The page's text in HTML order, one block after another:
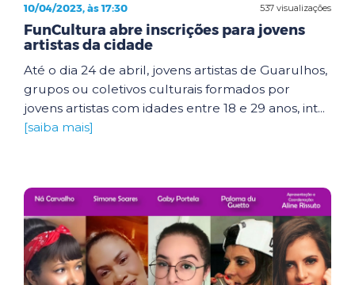
537 visualizações
10/04/2023, às 17:30
FunCultura abre inscrições para jovens
artistas da cidade
Até o dia 24 de abril, jovens artistas de Guarulhos,
grupos ou coletivos culturais formados por
jovens artistas com idades entre 18 e 29 anos, int...
[saiba mais]